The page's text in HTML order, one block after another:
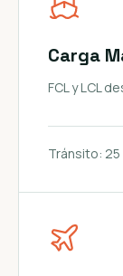
Carga
FCL y LCL
Tránsito: 25